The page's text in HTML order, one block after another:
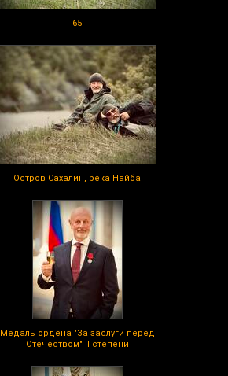
65
Остров Сахалин, река Найба
Медаль ордена "За заслуги перед
Отечеством" II степени